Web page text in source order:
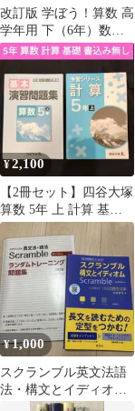
改訂版 学ぼう！算数 高
学年用 下（6年）数研
出版
¥2,100
【2冊セット】四谷大塚
算数 5年 上 計算 基本
演習問題集
¥1,000
スクランブル英文法語
法・構文とイディオム
2冊セット 旺文社